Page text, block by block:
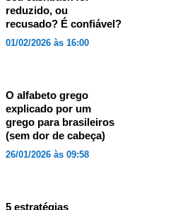
reduzido, ou
recusado? É confiável?
01/02/2026 às 16:00
O alfabeto grego
explicado por um
grego para brasileiros
(sem dor de cabeça)
26/01/2026 às 09:58
5 estratégias